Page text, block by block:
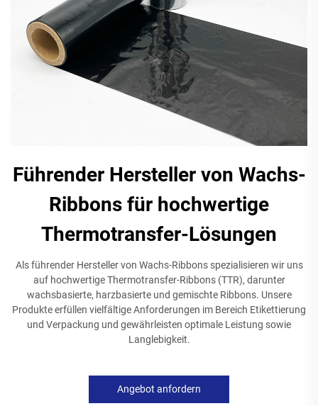
Führender Hersteller von Wachs-
Ribbons für hochwertige
Thermotransfer-Lösungen
Als führender Hersteller von Wachs-Ribbons spezialisieren wir uns
auf hochwertige Thermotransfer-Ribbons (TTR), darunter
wachsbasierte, harzbasierte und gemischte Ribbons. Unsere
Produkte erfüllen vielfältige Anforderungen im Bereich Etikettierung
und Verpackung und gewährleisten optimale Leistung sowie
Langlebigkeit.
Angebot anfordern